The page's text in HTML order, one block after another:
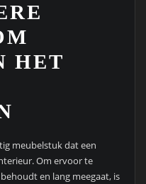
HET
meubelstuk dat een
Om ervoor te
en lang meegaat, is